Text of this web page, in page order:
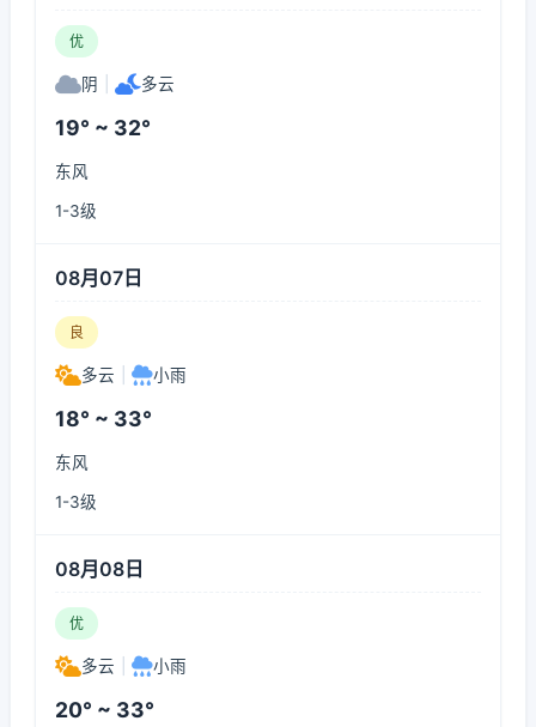
优
阴 多云
19° ~ 32°
东风
1-3级
08月07日
良
多云 小雨
18° ~ 33°
东风
1-3级
08月08日
优
多云 小雨
20° ~ 33°